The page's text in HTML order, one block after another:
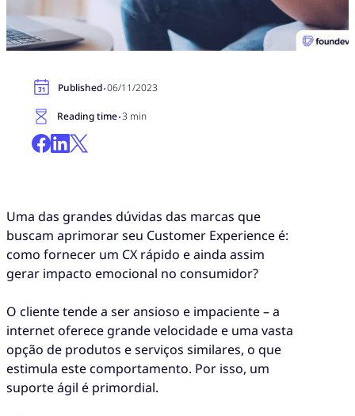
Published·06/11/2023
Reading time·3 min
Uma das grandes dúvidas das marcas que
buscam aprimorar seu Customer Experience é:
como fornecer um CX rápido e ainda assim
gerar impacto emocional no consumidor?
O cliente tende a ser ansioso e impaciente – a
internet oferece grande velocidade e uma vasta
opção de produtos e serviços similares, o que
estimula este comportamento. Por isso, um
suporte ágil é primordial.